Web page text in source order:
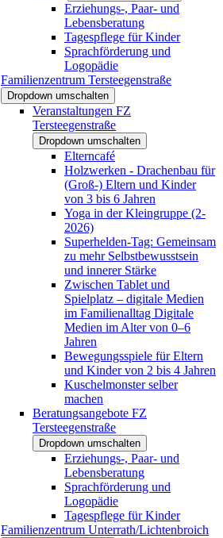
Erziehungs-, Paar- und
Lebensberatung
Tagespflege für Kinder
Sprachförderung und
Logopädie
Familienzentrum Tersteegenstraße
Dropdown umschalten
Veranstaltungen FZ
Tersteegenstraße
Dropdown umschalten
Elterncafé
Holzwerken - Drachenbau für
(Groß-) Eltern und Kinder
von 3 bis 6 Jahren
Yoga in der Kleingruppe (2-
2026)
Superhelden-Tag: Gemeinsam
zu mehr Selbstbewusstsein
und innerer Stärke
Zwischen Tablet und
Spielplatz – digitale Medien
im Familienalltag Digitale
Medien im Alter von 0–6
Jahren
Bewegungsspiele für Eltern
und Kinder von 2 bis 4 Jahren
Kuschelmonster selber
machen
Beratungsangebote FZ
Tersteegenstraße
Dropdown umschalten
Erziehungs-, Paar- und
Lebensberatung
Sprachförderung und
Logopädie
Tagespflege für Kinder
Familienzentrum Unterrath/Lichtenbroich